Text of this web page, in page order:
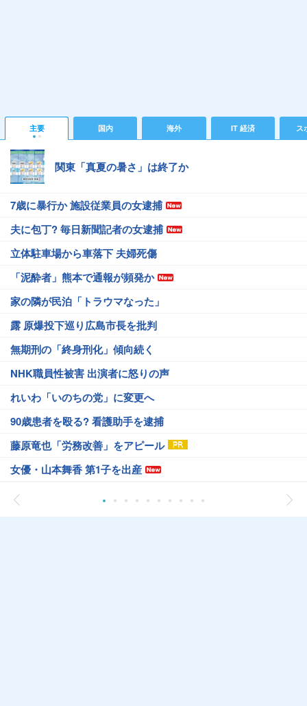
主要 国内 海外 IT 経済 ス
関東「真夏の暑さ」は終了か
7歳に暴行か 施設従業員の女逮捕
夫に包丁? 毎日新聞記者の女逮捕
立体駐車場から車落下 夫婦死傷
「泥酔者」熊本で通報が頻発か
家の隣が民泊「トラウマなった」
露 原爆投下巡り広島市長を批判
無期刑の「終身刑化」傾向続く
NHK職員性被害 出演者に怒りの声
れいわ「いのちの党」に変更へ
90歳患者を殴る? 看護助手を逮捕
藤原竜也「労務改善」をアピール
女優・山本舞香 第1子を出産